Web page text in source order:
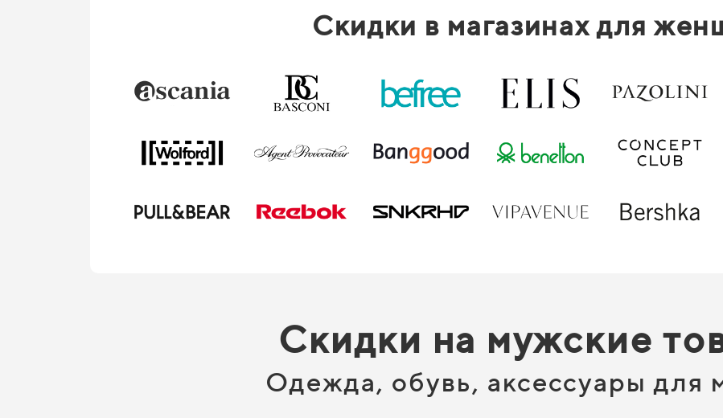
Скидки в магазинах для
Скидки на мужские
Одежда, обувь, аксессуары для